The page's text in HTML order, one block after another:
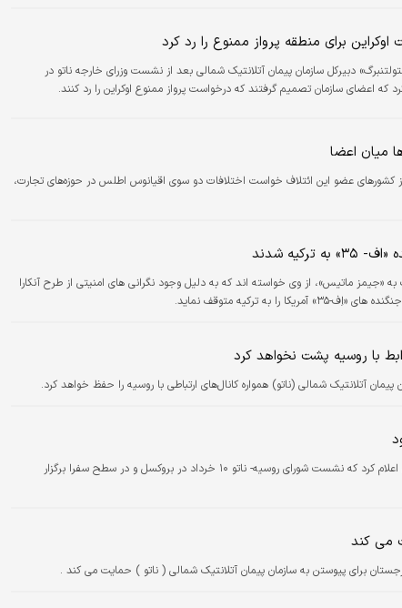
اوکراین برای منطقه پرواز ممنوع را رد کرد
دبیرکل سازمان پیمان آتلانتیک شمالی بعد از نشست وزرای خارجه ناتو در
که اعضای سازمان تصمیم گرفتند که درخواست پرواز ممنوع اوکراین را رد کنند.
میان اعضا
از کشورهای عضو این ائتلاف خواست اختلافات دو سوی اقیانوس اطلس در حوزه‌های تجارت،
شدند
«جیمز ماتیس»، از وی خواسته اند که به دلیل وجود نگرانی های امنیتی از طرح آنکارا
به ترکیه متوقف نماید.
با روسیه پشت نخواهد کرد
پیمان آتلانتیک شمالی (ناتو) همواره کانال‌های ارتباطی با روسیه را حفظ خواهد کرد.
یک مقام آگاه در سازمان پیمان آتلانتیک شمالی اعلام کرد که نشست شورای روسیه- ناتو ۱۰ خرداد در بروکسل و در سطح سفرا برگزار
می کند
برای پیوستن به سازمان پیمان آتلانتیک شمالی ( ناتو ) حمایت می کند .